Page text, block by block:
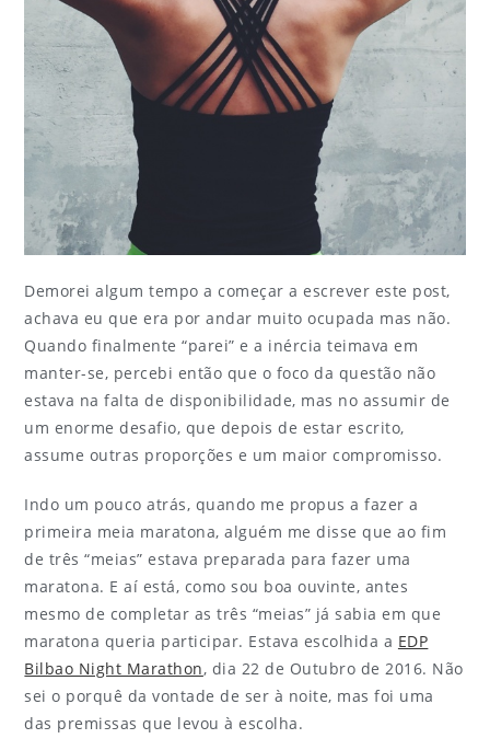
Demorei algum tempo a começar a escrever este post,
achava eu que era por andar muito ocupada mas não.
Quando finalmente “parei” e a inércia teimava em
manter-se, percebi então que o foco da questão não
estava na falta de disponibilidade, mas no assumir de
um enorme desafio, que depois de estar escrito,
assume outras proporções e um maior compromisso.
Indo um pouco atrás, quando me propus a fazer a
primeira meia maratona, alguém me disse que ao fim
de três “meias” estava preparada para fazer uma
maratona. E aí está, como sou boa ouvinte, antes
mesmo de completar as três “meias” já sabia em que
maratona queria participar. Estava escolhida a EDP
Bilbao Night Marathon, dia 22 de Outubro de 2016. Não
sei o porquê da vontade de ser à noite, mas foi uma
das premissas que levou à escolha.